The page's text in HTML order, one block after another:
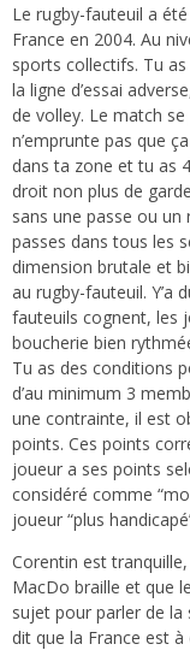
Le rugby-fauteuil a
France en 2004. Au
sports collectifs. Tu
la ligne d’essai
de volley. Le match
n’emprunte pas que
dans ta zone et tu as
droit non plus de
sans une passe ou
passes dans tous les
dimension brutale et
au rugby-fauteuil. Y’a
fauteuils cognent, les
boucherie bien
Tu as des conditions
d’au minimum 3
une contrainte, il est
points. Ces points
joueur a ses points
considéré comme
joueur “plus
Corentin est
MacDo braille et que
sujet pour parler de la
dit que la France est